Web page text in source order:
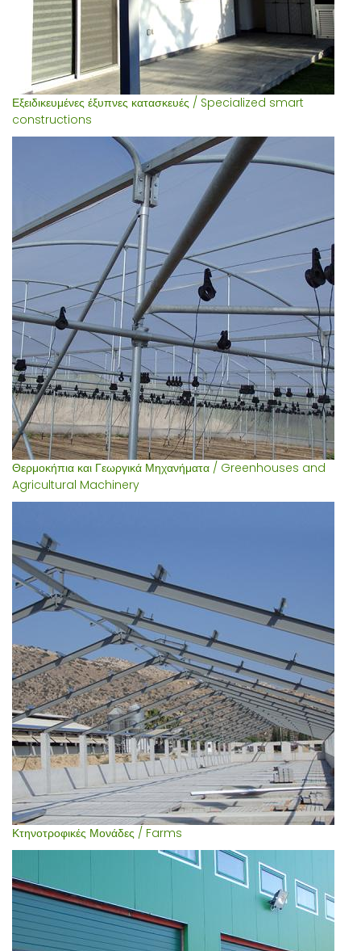
Εξειδικευμένες έξυπνες κατασκευές / Specialized smart
constructions
Θερμοκήπια και Γεωργικά Μηχανήματα / Greenhouses and
Agricultural Machinery
Κτηνοτροφικές Μονάδες / Farms